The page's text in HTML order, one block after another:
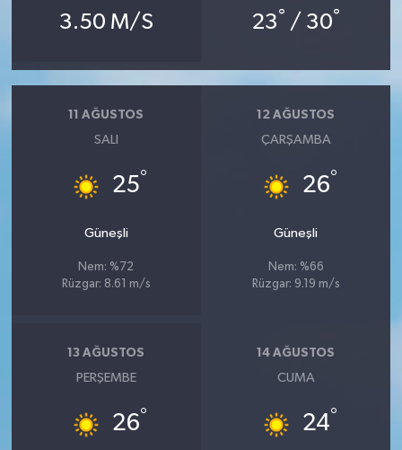
3.50 M/S 23° / 30°
11 AĞUSTOS
SALI
25°
Güneşli
Nem: %72
Rüzgar: 8.61 m/s
12 AĞUSTOS
ÇARŞAMBA
26°
Güneşli
Nem: %66
Rüzgar: 9.19 m/s
13 AĞUSTOS
PERŞEMBE
26°
14 AĞUSTOS
CUMA
24°